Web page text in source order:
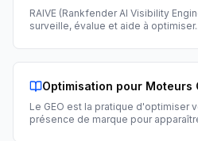
RAIVE (Rankfender AI Visibility
surveille, évalue et aide à optimiser
Optimisation pour Moteurs
Le GEO est la pratique d'optimiser
présence de marque pour